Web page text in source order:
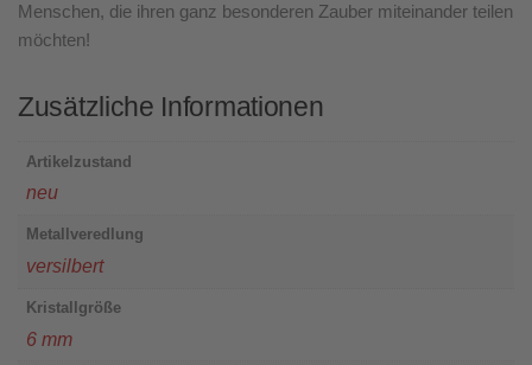
Menschen, die ihren ganz besonderen Zauber miteinander teilen
möchten!
Zusätzliche Informationen
Artikelzustand
neu
Metallveredlung
versilbert
Kristallgröße
6 mm